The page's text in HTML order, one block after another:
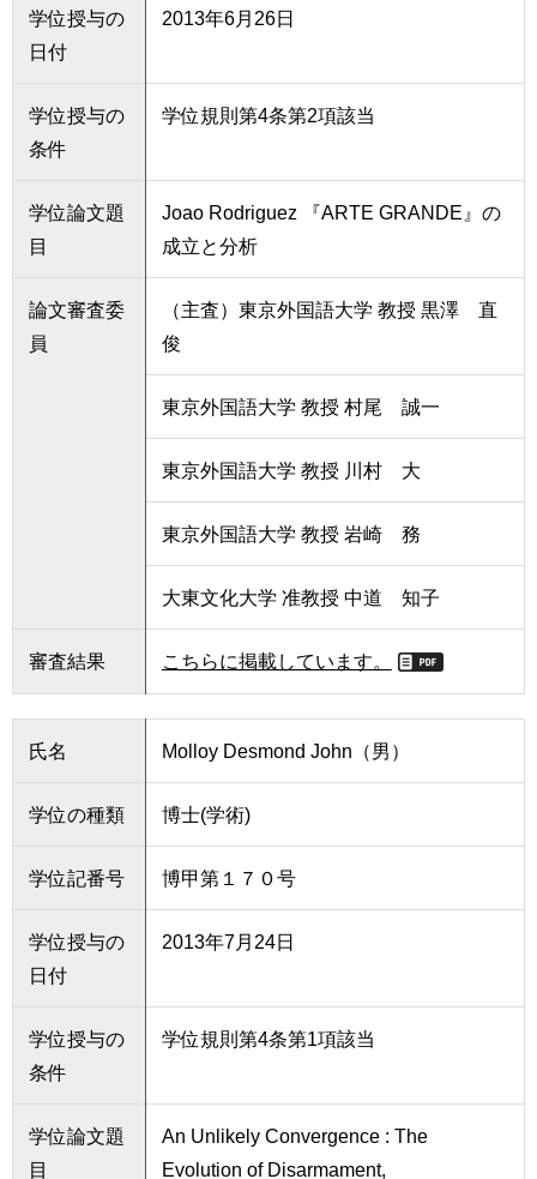
学位授与の
日付
2013年6月26日
学位授与の
条件
学位規則第4条第2項該当
学位論文題
目
Joao Rodriguez 『ARTE GRANDE』の
成立と分析
論文審査委
員
（主査）東京外国語大学 教授 黒澤 直
俊
東京外国語大学 教授 村尾 誠一
東京外国語大学 教授 川村 大
東京外国語大学 教授 岩崎 務
大東文化大学 准教授 中道 知子
審査結果 こちらに掲載しています。
氏名 Molloy Desmond John（男）
学位の種類 博士(学術)
学位記番号 博甲第１７０号
学位授与の
日付
2013年7月24日
学位授与の
条件
学位規則第4条第1項該当
学位論文題
目
An Unlikely Convergence : The
Evolution of Disarmament,